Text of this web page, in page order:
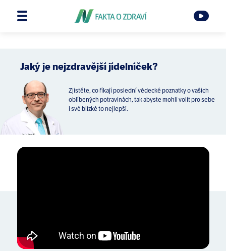
Jaký je nejzdravější jídelníček?
Zjistěte, co říkají poslední vědecké poznatky o vašich
oblíbených potravinách, tak abyste mohli volit pro sebe
i své blízké to nejlepší.